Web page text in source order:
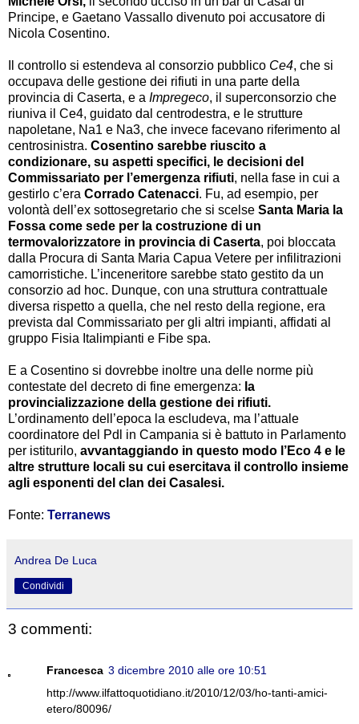
Principe, e Gaetano Vassallo divenuto poi accusatore di
Nicola Cosentino.
Il controllo si estendeva al consorzio pubblico Ce4, che si
occupava delle gestione dei rifiuti in una parte della
provincia di Caserta, e a Impregeco, il superconsorzio che
riuniva il Ce4, guidato dal centrodestra, e le strutture
napoletane, Na1 e Na3, che invece facevano riferimento al
centrosinistra. Cosentino sarebbe riuscito a
condizionare, su aspetti specifici, le decisioni del
Commissariato per l’emergenza rifiuti, nella fase in cui a
gestirlo c’era Corrado Catenacci. Fu, ad esempio, per
volontà dell’ex sottosegretario che si scelse Santa Maria la
Fossa come sede per la costruzione di un
termovalorizzatore in provincia di Caserta, poi bloccata
dalla Procura di Santa Maria Capua Vetere per infilitrazioni
camorristiche. L’inceneritore sarebbe stato gestito da un
consorzio ad hoc. Dunque, con una struttura contrattuale
diversa rispetto a quella, che nel resto della regione, era
prevista dal Commissariato per gli altri impianti, affidati al
gruppo Fisia Italimpianti e Fibe spa.
E a Cosentino si dovrebbe inoltre una delle norme più
contestate del decreto di fine emergenza: la
provincializzazione della gestione dei rifiuti.
L’ordinamento dell’epoca la escludeva, ma l’attuale
coordinatore del Pdl in Campania si è battuto in Parlamento
per istiturilo, avvantaggiando in questo modo l’Eco 4 e le
altre strutture locali su cui esercitava il controllo insieme
agli esponenti del clan dei Casalesi.
Fonte: Terranews
Andrea De Luca
Condividi
3 commenti:
Francesca 3 dicembre 2010 alle ore 10:51
http://www.ilfattoquotidiano.it/2010/12/03/ho-tanti-amici-
etero/80096/